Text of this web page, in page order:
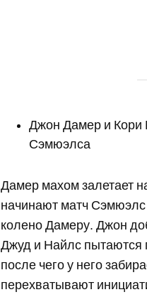
Джон Дамер и Кори
Сэмюэлса
Дамер махом залетает
начинают матч Сэмюэлс
колено Дамеру. Джон
Джуд и Найлс пытаются
после чего у него
перехватывают